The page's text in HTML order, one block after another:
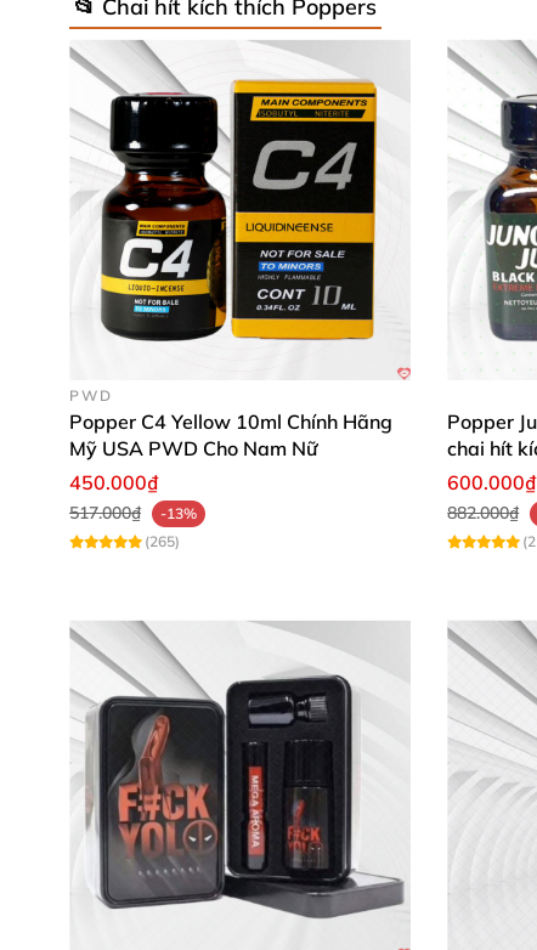
Đây cũng chính là lý dochai hít tăng khoái
con đường tìm kiếm cực khoái
, tạo nên
Ưu điểm nổi trộicủa chai hít tăng
Điểm thu hút nhấtcủachai hít tăng khoái
khiến cho cả Topvà Bot đều “lâm trận” say
📂 Chai hít kích thích Poppers
PWD
Popper C4 Yellow 10ml Chính Hãng
Mỹ USA PWD Cho Nam Nữ
450.000₫
517.000₫
-13%
(265)
Popper
chai hít
600.000₫
882.000₫